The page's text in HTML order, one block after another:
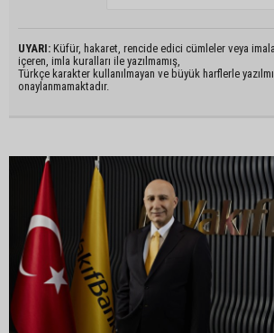
UYARI: Küfür, hakaret, rencide edici cümleler veya
içeren, imla kuralları ile yazılmamış,
Türkçe karakter kullanılmayan ve büyük harflerle
onaylanmamaktadır.